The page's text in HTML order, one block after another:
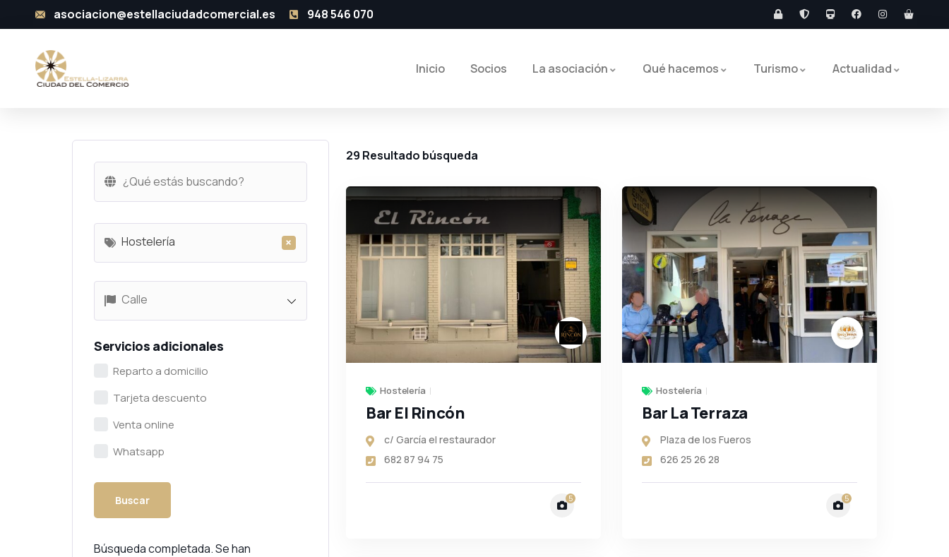
asociacion@estellaciudadcomercial.es 948 546 070
Inicio Socios La asociación Qué hacemos Turismo Actualidad
×
Hostelería
Calle
Servicios adicionales
Reparto a domicilio
Tarjeta descuento
Venta online
Whatsapp
Búsqueda completada. Se han
29 Resultado búsqueda
Hostelería
Bar El Rincón
c/ García el restaurador
682 87 94 75
5
Hostelería
Bar La Terraza
Plaza de los Fueros
626 25 26 28
5